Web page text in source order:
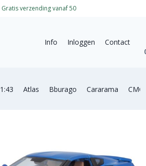
Gratis verzending vanaf 50
Info Inloggen
Contact
1:43 Atlas Bburago Cararama CMC